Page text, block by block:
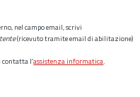
nel campo email, scrivi
(ricevuto tramite email di abilitazione)
contatta l’assistenza informatica.